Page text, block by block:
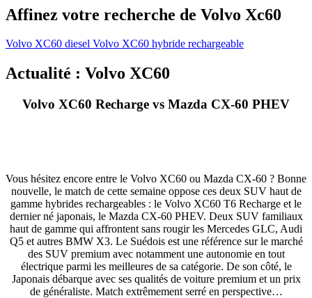
Affinez votre recherche de Volvo Xc60
Volvo XC60 diesel Volvo XC60 hybride rechargeable
Actualité : Volvo XC60
Volvo XC60 Recharge vs Mazda CX-60 PHEV
Vous hésitez encore entre le Volvo XC60 ou Mazda CX-60 ? Bonne
nouvelle, le match de cette semaine oppose ces deux SUV haut de
gamme hybrides rechargeables : le Volvo XC60 T6 Recharge et le
dernier né japonais, le Mazda CX-60 PHEV. Deux SUV familiaux
haut de gamme qui affrontent sans rougir les Mercedes GLC, Audi
Q5 et autres BMW X3. Le Suédois est une référence sur le marché
des SUV premium avec notamment une autonomie en tout
électrique parmi les meilleures de sa catégorie. De son côté, le
Japonais débarque avec ses qualités de voiture premium et un prix
de généraliste. Match extrêmement serré en perspective…